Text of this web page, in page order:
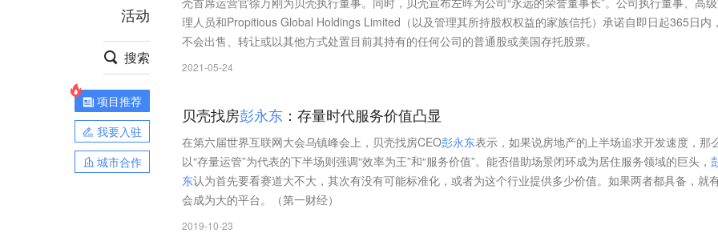
安徽
活动
搜索
项目推荐
我要入驻
城市合作
理人员和Propitious Global Holdings Limited（以及管理其所持股权权益的家族信托）承诺自即日起365日内
不会出售、转让或以其他方式处置目前其持有的任何公司的普通股或美国存托股票。
2021-05-24
贝壳找房彭永东 ：存量时代服务价值凸显
在第六届世界互联网大会乌镇峰会上，贝壳找房CEO彭永东表示，如果说房地产的上半场追求开发速度，那
以“存量运管”为代表的下半场则强调“效率为王”和“服务价值”。能否借助场景闭环成为居住服务领域的巨头，
东认为首先要看赛道大不大，其次有没有可能标准化，或者为这个行业提供多少价值。如果两者都具备，就
会成为大的平台。（第一财经）
2019-10-23